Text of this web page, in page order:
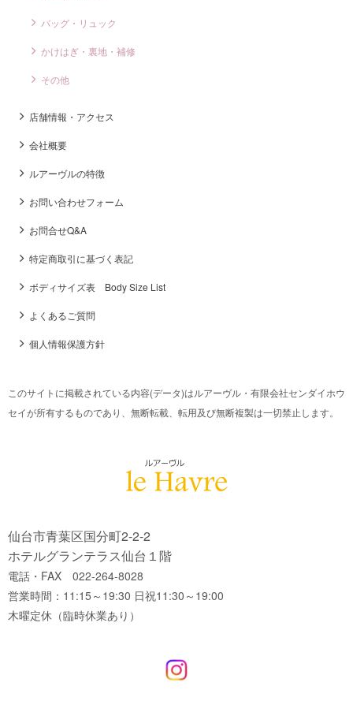
バッグ・リュック
かけはぎ・裏地・補修
その他
店舗情報・アクセス
会社概要
ルアーヴルの特徴
お問い合わせフォーム
お問合せQ&A
特定商取引に基づく表記
ボディサイズ表 Body Size List
よくあるご質問
個人情報保護方針
このサイトに掲載されている内容(データ)はルアーヴル・有限会社センダイホウ
セイが所有するものであり、無断転載、転用及び無断複製は一切禁止します。
仙台市青葉区国分町2-2-2
ホテルグランテラス仙台１階
電話・FAX 022-264-8028
営業時間：11:15～19:30 日祝11:30～19:00
木曜定休（臨時休業あり）